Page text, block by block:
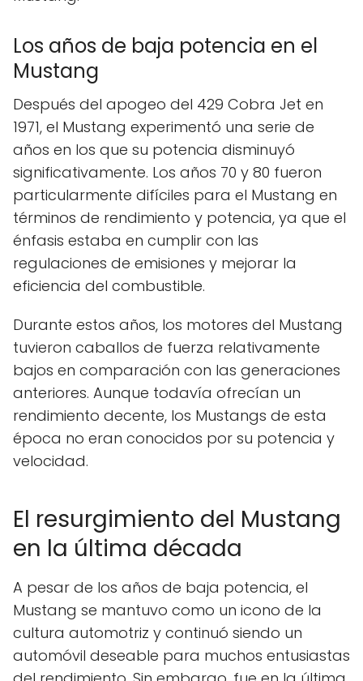
Los años de baja potencia en el
Mustang
Después del apogeo del 429 Cobra Jet en
1971, el Mustang experimentó una serie de
años en los que su potencia disminuyó
significativamente. Los años 70 y 80 fueron
particularmente difíciles para el Mustang en
términos de rendimiento y potencia, ya que el
énfasis estaba en cumplir con las
regulaciones de emisiones y mejorar la
eficiencia del combustible.
Durante estos años, los motores del Mustang
tuvieron caballos de fuerza relativamente
bajos en comparación con las generaciones
anteriores. Aunque todavía ofrecían un
rendimiento decente, los Mustangs de esta
época no eran conocidos por su potencia y
velocidad.
El resurgimiento del Mustang
en la última década
A pesar de los años de baja potencia, el
Mustang se mantuvo como un icono de la
cultura automotriz y continuó siendo un
automóvil deseable para muchos entusiastas